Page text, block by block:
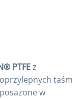
PTFEz
taśm
w